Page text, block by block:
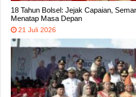
18 Tahun Bolsel: Jejak Capaian,
Menatap Masa Depan
21 Juli 2026